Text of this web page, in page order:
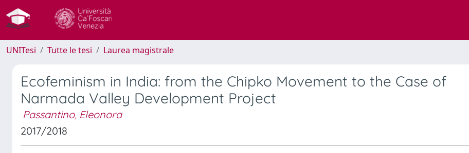
UNITesi Tutte le tesi Laurea magistrale
Ecofeminism in India: from the Chipko Movement to the Case of
Narmada Valley Development Project
Passantino, Eleonora
2017/2018